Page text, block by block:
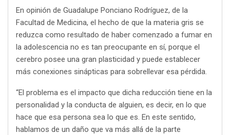
En opinión de Guadalupe Ponciano Rodríguez, de la
Facultad de Medicina, el hecho de que la materia gris se
reduzca como resultado de haber comenzado a fumar en
la adolescencia no es tan preocupante en sí, porque el
cerebro posee una gran plasticidad y puede establecer
más conexiones sinápticas para sobrellevar esa pérdida.
“El problema es el impacto que dicha reducción tiene en la
personalidad y la conducta de alguien, es decir, en lo que
hace que esa persona sea lo que es. En este sentido,
hablamos de un daño que va más allá de la parte